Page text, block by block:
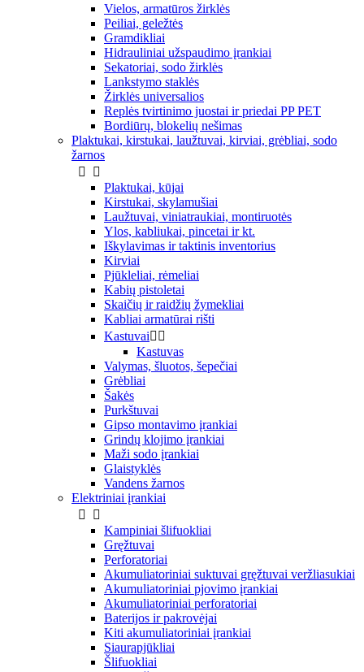
Vielos, armatūros žirklės
Peiliai, geležtės
Gramdikliai
Hidrauliniai užspaudimo įrankiai
Sekatoriai, sodo žirklės
Lankstymo staklės
Žirklės universalios
Replės tvirtinimo juostai ir priedai PP PET
Bordiūrų, blokelių nešimas
Plaktukai, kirstukai, laužtuvai, kirviai, grėbliai, sodo
žarnos


Plaktukai, kūjai
Kirstukai, skylamušiai
Laužtuvai, viniatraukiai, montiruotės
Ylos, kabliukai, pincetai ir kt.
Iškylavimas ir taktinis inventorius
Kirviai
Pjūkleliai, rėmeliai
Kabių pistoletai
Skaičių ir raidžių žymekliai
Kabliai armatūrai rišti
Kastuvai 
Kastuvas
Valymas, šluotos, šepečiai
Grėbliai
Šakės
Purkštuvai
Gipso montavimo įrankiai
Grindų klojimo įrankiai
Maži sodo įrankiai
Glaistyklės
Vandens žarnos
Elektriniai įrankiai


Kampiniai šlifuokliai
Gręžtuvai
Perforatoriai
Akumuliatoriniai suktuvai gręžtuvai veržliasukiai
Akumuliatoriniai pjovimo įrankiai
Akumuliatoriniai perforatoriai
Baterijos ir pakrovėjai
Kiti akumuliatoriniai įrankiai
Siaurapjūkliai
Šlifuokliai